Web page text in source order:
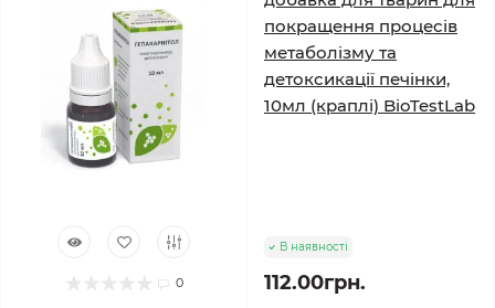
0
покращення процесів
метаболізму та
детоксикації печінки,
10мл (краплі) BioTestLab
В наявності
112.00грн.